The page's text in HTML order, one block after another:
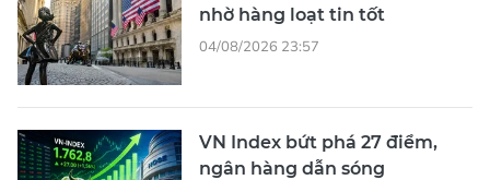
nhờ hàng loạt tin tốt
04/08/2026 23:57
VN Index bứt phá 27 điểm,
ngân hàng dẫn sóng